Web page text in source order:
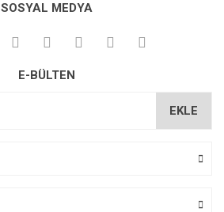
SOSYAL MEDYA
E-BÜLTEN
EKLE